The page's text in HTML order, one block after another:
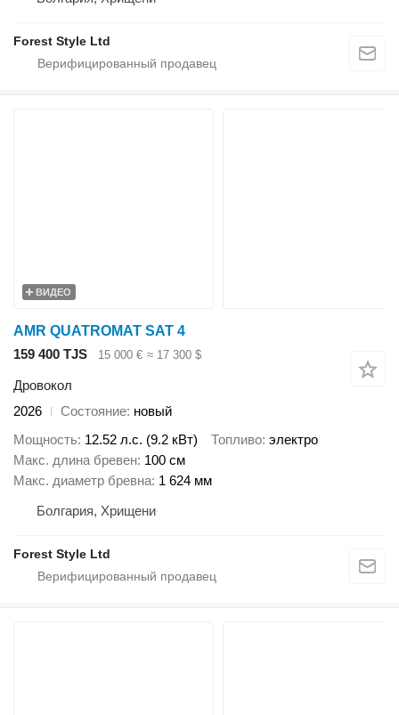
Forest Style Ltd
ВИДЕО
AMR QUATROMAT SAT 4
159 400 TJS
15 000 € ≈ 17 300 $
Дровокол
2026
Состояние новый
Мощность 12.52 л.с. (9.2 кВт) Топливо электро
Макс. длина бревен 100 см
Макс. диаметр бревна 1 624 мм
Болгария, Хрищени
Forest Style Ltd